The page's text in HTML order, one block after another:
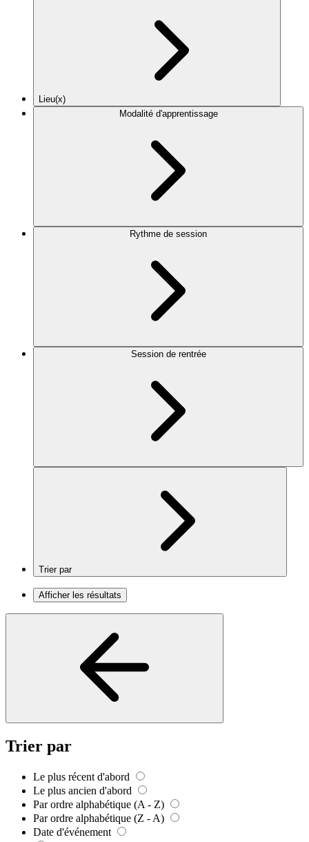
Lieu(x)
Modalité d'apprentissage
Rythme de session
Session de rentrée
Trier par
Afficher les résultats
Trier par
Le plus récent d'abord
Le plus ancien d'abord
Par ordre alphabétique (A - Z)
Par ordre alphabétique (Z - A)
Date d'événement